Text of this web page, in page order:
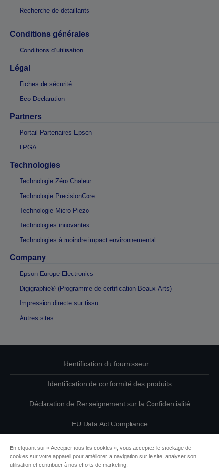
Recherche de détaillants
Conditions générales
Conditions d’utilisation
Légal
Fiches de sécurité
Eco Declaration
Partners
Portail Partenaires Epson
LPGA
Technologies
Technologie Zéro Chaleur
Technologie PrecisionCore
Technologie Micro Piezo
Technologies innovantes
Technologies à moindre impact environnemental
Company
Epson Europe Electronics
Digigraphie® (Programme de certification Beaux-Arts)
Impression directe sur tissu
Autres sites
Identification du fournisseur
Identification de conformité des produits
Déclaration de Renseignement sur la Confidentialité
EU Data Act Compliance
Informations sur les cookies
En cliquant sur « Accepter tous les cookies », vous acceptez le stockage de
cookies sur votre appareil pour améliorer la navigation sur le site, analyser son
utilisation et contribuer à nos efforts de marketing.